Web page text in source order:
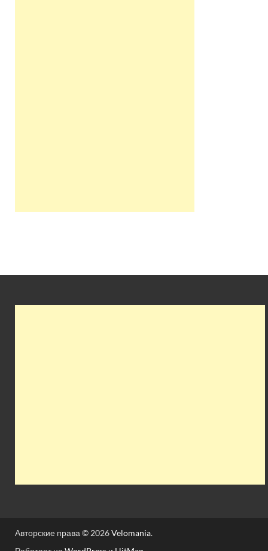
Авторские права © 2026Velomania.